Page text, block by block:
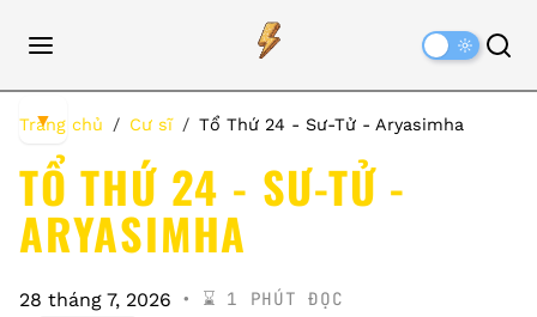
Trang chủ Cư sĩ Tổ Thứ 24 - Sư-Tử - Aryasimha
TỔ THỨ 24 - SƯ-TỬ -
ARYASIMHA
28 tháng 7, 2026 ⌛️ 1 PHÚT ĐỌC
▼